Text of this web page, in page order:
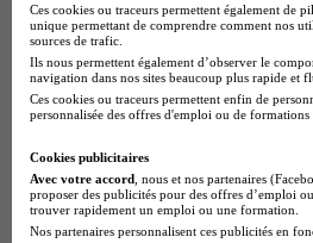
École de gestion et de commerce
Voir l’établissement
Ces cookies ou traceurs permettent également de
unique permettant de comprendre comment nos
sources de trafic.
Ils nous permettent également d’observer le
navigation dans nos sites beaucoup plus rapide et
Ces cookies ou traceurs permettent enfin de
personnalisée des offres d'emploi ou de formations
Cookies publicitaires
Avec votre accord , nous et nos partenaires
proposer des publicités pour des offres d’emploi
trouver rapidement un emploi ou une formation.
Nos partenaires personnalisent ces publicités en